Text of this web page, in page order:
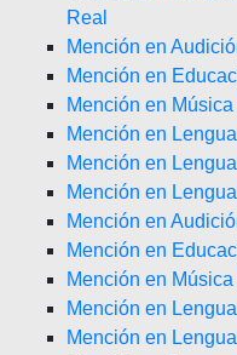
Real
Mención en
Mención en
Mención en
Mención en
Mención en
Mención en
Mención en
Mención en
Mención en
Mención en
Mención en